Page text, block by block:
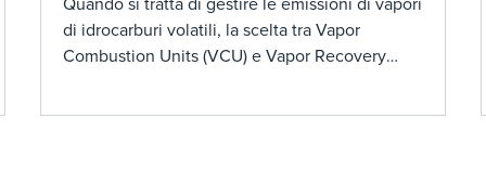
decisione giusta per la tua
operazione
di idrocarburi volatili, la scelta tra Vapor
Combustion Units (VCU) e Vapor Recovery